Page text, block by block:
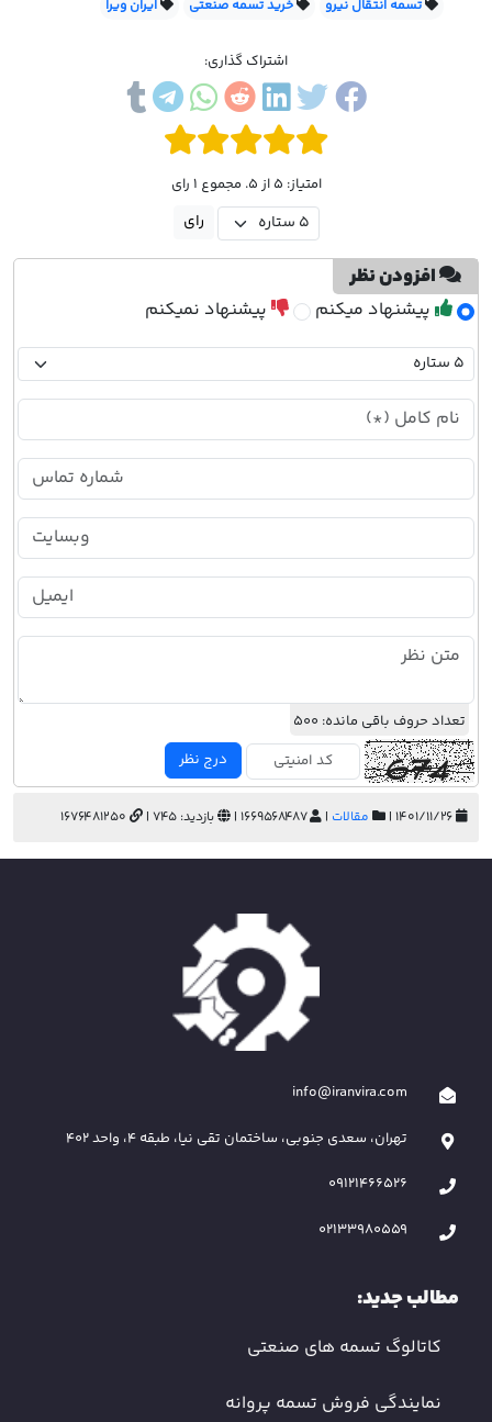
تسمه انتقال نیرو
خرید تسمه صنعتی ایران ویرا
اشتراک گذاری:
امتیاز: 5 از 5. مجموع 1 رای
افزودن نظر
پیشنهاد میکنم پیشنهاد نمیکنم
تعداد حروف باقی مانده: 500
درج نظر
مقالات |
1669568487 | بازدید: 745 | 1676481250
info@iranvira.com
تهران، سعدی جنوبی، ساختمان تقی نیا، طبقه 4، واحد 402
09121466526
02133980559
مطالب جدید:
کاتالوگ تسمه های صنعتی
نمایندگی فروش تسمه پروانه